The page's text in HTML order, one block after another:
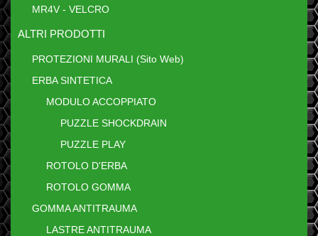
MR4V - VELCRO
ALTRI PRODOTTI
PROTEZIONI MURALI (Sito Web)
ERBA SINTETICA
MODULO ACCOPPIATO
PUZZLE SHOCKDRAIN
PUZZLE PLAY
ROTOLO D'ERBA
ROTOLO GOMMA
GOMMA ANTITRAUMA
LASTRE ANTITRAUMA